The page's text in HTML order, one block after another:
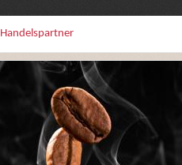
Handelspartner